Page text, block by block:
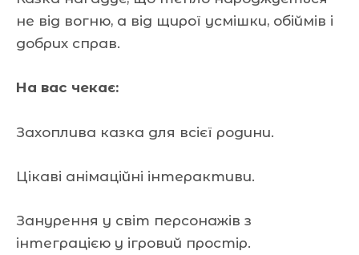
не від вогню, а від щирої усмішки, обіймів і
добрих справ.
На вас чекає:
Захоплива казка для всієї родини.
Цікаві анімаційні інтерактиви.
Занурення у світ персонажів з
інтеграцією у ігровий простір.